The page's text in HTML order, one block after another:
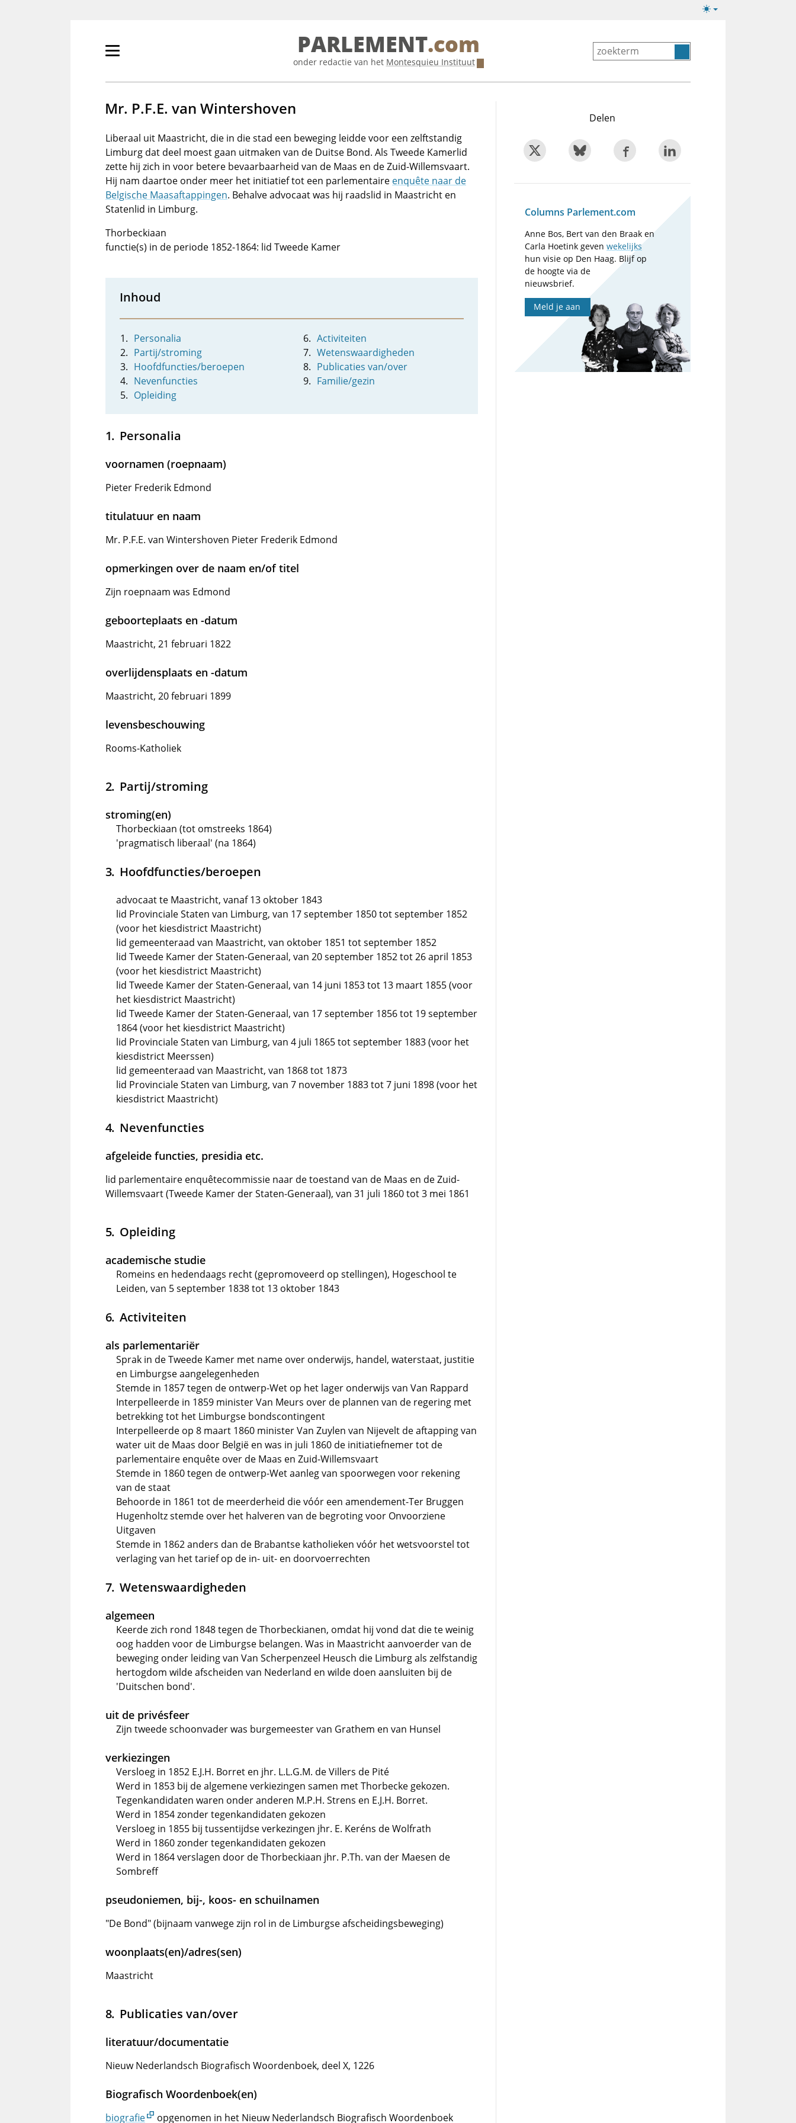
Lichte/donkere
Primair
tonen/verbergen
PARLEMENT.com
onder redactie van het Montesquieu Instituut
Mr. P.F.E. van Wintershoven
Liberaal uit Maastricht, die in die stad een beweging leidde voor een zelftstandig
Limburg dat deel moest gaan uitmaken van de Duitse Bond. Als Tweede Kamerlid
zette hij zich in voor betere bevaarbaarheid van de Maas en de Zuid-Willemsvaart.
Hij nam daartoe onder meer het initiatief tot een parlementaire enquête naar de
Belgische Maasaftappingen. Behalve advocaat was hij raadslid in Maastricht en
Statenlid in Limburg.
Thorbeckiaan
functie(s) in de periode 1852-1864: lid Tweede Kamer
Inhoud
Personalia
Partij/stroming
Hoofdfuncties/beroepen
Nevenfuncties
Opleiding
Activiteiten
Wetenswaardigheden
Publicaties van/over
Familie/gezin
Personalia
voornamen (roepnaam)
Pieter Frederik Edmond
titulatuur en naam
Mr. P.F.E. van Wintershoven Pieter Frederik Edmond
opmerkingen over de naam en/of titel
Zijn roepnaam was Edmond
geboorteplaats en -datum
Maastricht, 21 februari 1822
overlijdensplaats en -datum
Maastricht, 20 februari 1899
levensbeschouwing
Rooms-Katholiek
Partij/stroming
stroming(en)
Thorbeckiaan (tot omstreeks 1864)
'pragmatisch liberaal' (na 1864)
Hoofdfuncties/beroepen
advocaat te Maastricht, vanaf 13 oktober 1843
lid Provinciale Staten van Limburg, van 17 september 1850 tot september 1852
(voor het kiesdistrict Maastricht)
lid gemeenteraad van Maastricht, van oktober 1851 tot september 1852
lid Tweede Kamer der Staten-Generaal, van 20 september 1852 tot 26 april 1853
(voor het kiesdistrict Maastricht)
lid Tweede Kamer der Staten-Generaal, van 14 juni 1853 tot 13 maart 1855 (voor
het kiesdistrict Maastricht)
lid Tweede Kamer der Staten-Generaal, van 17 september 1856 tot 19 september
1864 (voor het kiesdistrict Maastricht)
lid Provinciale Staten van Limburg, van 4 juli 1865 tot september 1883 (voor het
kiesdistrict Meerssen)
lid gemeenteraad van Maastricht, van 1868 tot 1873
lid Provinciale Staten van Limburg, van 7 november 1883 tot 7 juni 1898 (voor het
kiesdistrict Maastricht)
Nevenfuncties
afgeleide functies, presidia etc.
lid parlementaire enquêtecommissie naar de toestand van de Maas en de Zuid-
Willemsvaart (Tweede Kamer der Staten-Generaal), van 31 juli 1860 tot 3 mei 1861
Opleiding
academische studie
Romeins en hedendaags recht (gepromoveerd op stellingen), Hogeschool te
Leiden, van 5 september 1838 tot 13 oktober 1843
Activiteiten
als parlementariër
Sprak in de Tweede Kamer met name over onderwijs, handel, waterstaat, justitie
en Limburgse aangelegenheden
Stemde in 1857 tegen de ontwerp-Wet op het lager onderwijs van Van Rappard
Interpelleerde in 1859 minister Van Meurs over de plannen van de regering met
betrekking tot het Limburgse bondscontingent
Interpelleerde op 8 maart 1860 minister Van Zuylen van Nijevelt de aftapping van
water uit de Maas door België en was in juli 1860 de initiatiefnemer tot de
parlementaire enquête over de Maas en Zuid-Willemsvaart
Stemde in 1860 tegen de ontwerp-Wet aanleg van spoorwegen voor rekening
van de staat
Behoorde in 1861 tot de meerderheid die vóór een amendement-Ter Bruggen
Hugenholtz stemde over het halveren van de begroting voor Onvoorziene
Uitgaven
Stemde in 1862 anders dan de Brabantse katholieken vóór het wetsvoorstel tot
verlaging van het tarief op de in- uit- en doorvoerrechten
Wetenswaardigheden
algemeen
Keerde zich rond 1848 tegen de Thorbeckianen, omdat hij vond dat die te weinig
oog hadden voor de Limburgse belangen. Was in Maastricht aanvoerder van de
beweging onder leiding van Van Scherpenzeel Heusch die Limburg als zelfstandig
hertogdom wilde afscheiden van Nederland en wilde doen aansluiten bij de
'Duitschen bond'.
uit de privésfeer
Zijn tweede schoonvader was burgemeester van Grathem en van Hunsel
verkiezingen
Versloeg in 1852 E.J.H. Borret en jhr. L.L.G.M. de Villers de Pité
Werd in 1853 bij de algemene verkiezingen samen met Thorbecke gekozen.
Tegenkandidaten waren onder anderen M.P.H. Strens en E.J.H. Borret.
Werd in 1854 zonder tegenkandidaten gekozen
Versloeg in 1855 bij tussentijdse verkezingen jhr. E. Keréns de Wolfrath
Werd in 1860 zonder tegenkandidaten gekozen
Werd in 1864 verslagen door de Thorbeckiaan jhr. P.Th. van der Maesen de
Sombreff
pseudoniemen, bij-, koos- en schuilnamen
"De Bond" (bijnaam vanwege zijn rol in de Limburgse afscheidingsbeweging)
woonplaats(en)/adres(sen)
Maastricht
Publicaties van/over
literatuur/documentatie
Nieuw Nederlandsch Biografisch Woordenboek, deel X, 1226
Biografisch Woordenboek(en)
biografie opgenomen in het Nieuw Nederlandsch Biografisch Woordenboek
Delen
Columns Parlement.com
Anne Bos, Bert van den Braak en
Carla Hoetink gevenwekelijks
hun visie op Den Haag. Blijf op
de hoogte via de
nieuwsbrief.
Meld je aan